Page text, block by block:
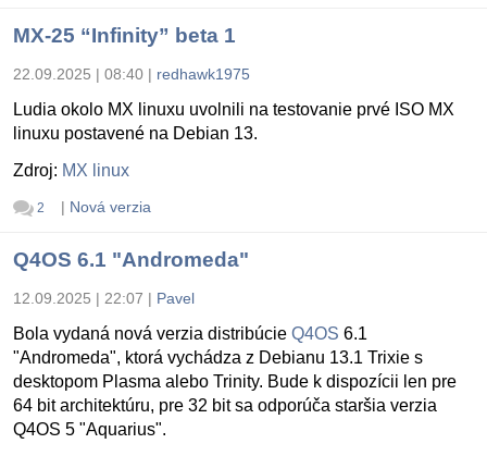
MX-25 “Infinity” beta 1
22.09.2025 | 08:40 | redhawk1975
Ludia okolo MX linuxu uvolnili na testovanie prvé ISO MX
linuxu postavené na Debian 13.
Zdroj: MX linux
2 | Nová verzia
Q4OS 6.1 "Andromeda"
12.09.2025 | 22:07 | Pavel
Bola vydaná nová verzia distribúcie Q4OS 6.1
"Andromeda", ktorá vychádza z Debianu 13.1 Trixie s
desktopom Plasma alebo Trinity. Bude k dispozícii len pre
64 bit architektúru, pre 32 bit sa odporúča staršia verzia
Q4OS 5 "Aquarius".